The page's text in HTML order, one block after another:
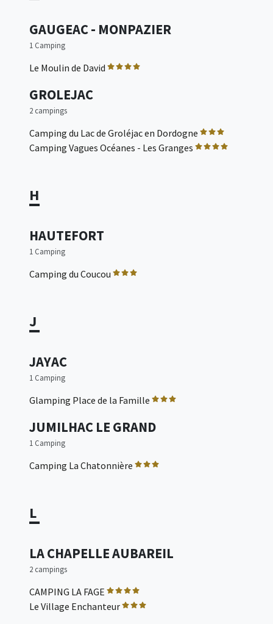
GAUGEAC - MONPAZIER
1 Camping
Le Moulin de David
GROLEJAC
2 campings
Camping du Lac de Groléjac en Dordogne
Camping Vagues Océanes - Les Granges
H
HAUTEFORT
1 Camping
Camping du Coucou
J
JAYAC
1 Camping
Glamping Place de la Famille
JUMILHAC LE GRAND
1 Camping
Camping La Chatonnière
L
LA CHAPELLE AUBAREIL
2 campings
CAMPING LA FAGE
Le Village Enchanteur